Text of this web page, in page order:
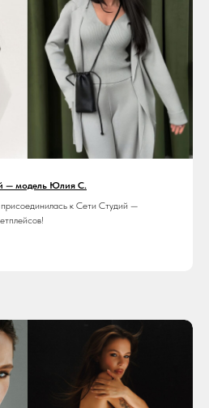
— модель Юлия С.
к Сети Студий —